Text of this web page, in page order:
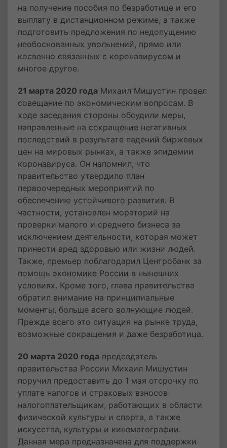
на получение пособия по безработице и его
выплату в дистанционном режиме, а также
подготовить предложения по недопущению
необоснованных увольнений, прямо или
косвенно связанных с коронавирусом и
многое другое.
21 марта 2020 года Михаил Мишустин провел
совещание по экономическим вопросам. В
ходе заседания стороны обсудили меры,
направленные на сокращение негативных
последствий в результате падений биржевых
цен на мировых рынках, а также эпидемии
коронавируса. Он напомнил, что
правительство утвердило план
первоочередных мероприятий по
обеспечению устойчивого развития. В
частности, установлен мораторий на
проверки малого и среднего бизнеса за
исключением деятельности, которая может
принести вред здоровью или жизни людей.
Также, премьер поблагодарил Центробанк за
помощь экономике России в нынешних
условиях. Кроме того, глава правительства
обратил внимание на принципиальные
моменты, больше всего волнующие людей.
Прежде всего это ситуация на рынке труда,
возможные сокращения и даже безработица.
20 марта 2020 года председатель
правительства России Михаил Мишустин
поручил предоставить до 1 мая отсрочку по
уплате налогов и страховых взносов
налогоплательщикам, работающих в области
физической культуры и спорта, а также
искусства, культуры и кинематографии.
Данная мера предназначена для поддержки